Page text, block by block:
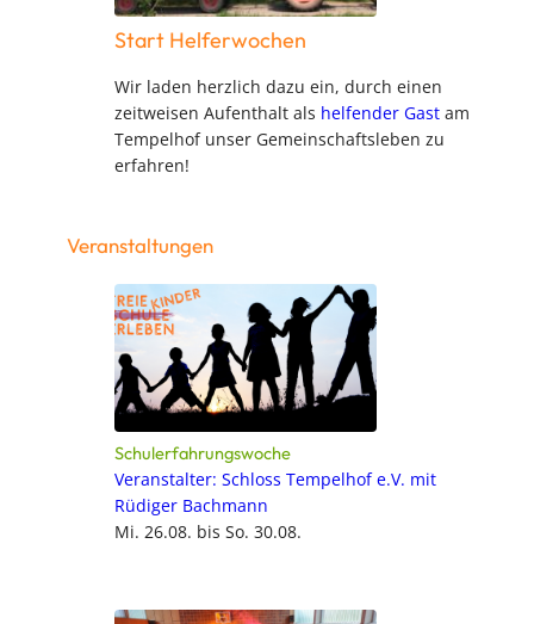
Start Helferwochen
Wir laden herzlich dazu ein, durch einen
zeitweisen Aufenthalt als helfender Gast am
Tempelhof unser Gemeinschaftsleben zu
erfahren!
Veranstaltungen
Schulerfahrungswoche
Veranstalter: Schloss Tempelhof e.V. mit
Rüdiger Bachmann
Mi. 26.08. bis So. 30.08.